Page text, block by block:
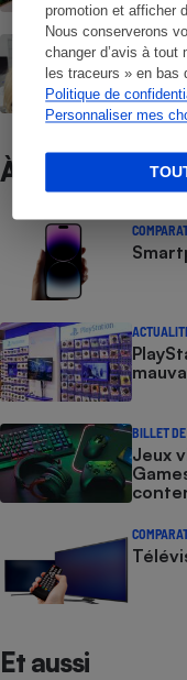
promotion et afficher
Nous conserverons
changer d’avis à tout
les traceurs » en bas
Politique de
Personnaliser mes
À ne pas
BILLET
Jeux
Et aussi